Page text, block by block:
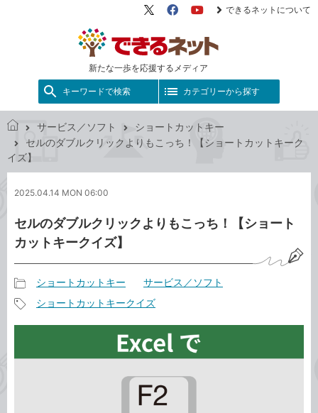
新たな一歩を応援するメディア
X（旧
FacebookYouTube
できるネットについて
キーワードで検索 カテゴリーから探す
き
ッ
サービス／ソフト
ショートカットキー
セルのダブルクリックよりもこっち！【ショートカットキーク
イズ】
2025.04.14 MON 06:00
セルのダブルクリックよりもこっち！【ショート
カットキークイズ】
事
カ
ゴ
ショートカットキー サービス／ソフト
ショートカットキークイズ